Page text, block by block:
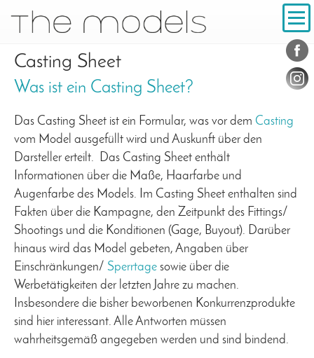
Navigation
Casting Sheet
Was ist ein Casting Sheet?
Das Casting Sheet ist ein Formular, was vor dem Casting
vom Model ausgefüllt wird und Auskunft über den
Darsteller erteilt. Das Casting Sheet enthält
Informationen über die Maße, Haarfarbe und
Augenfarbe des Models. Im Casting Sheet enthalten sind
Fakten über die Kampagne, den Zeitpunkt des Fittings/
Shootings und die Konditionen (Gage, Buyout). Darüber
hinaus wird das Model gebeten, Angaben über
Einschränkungen/ Sperrtage sowie über die
Werbetätigkeiten der letzten Jahre zu machen.
Insbesondere die bisher beworbenen Konkurrenzprodukte
sind hier interessant. Alle Antworten müssen
wahrheitsgemäß angegeben werden und sind bindend.